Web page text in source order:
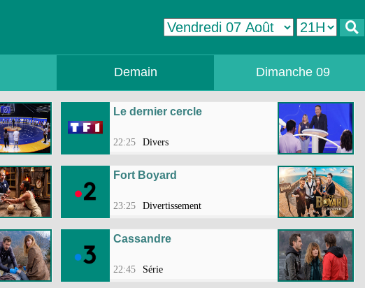
Demain Dimanche 09
Le dernier cercle
22:25 Divers
Fort Boyard
23:25 Divertissement
Cassandre
22:45 Série